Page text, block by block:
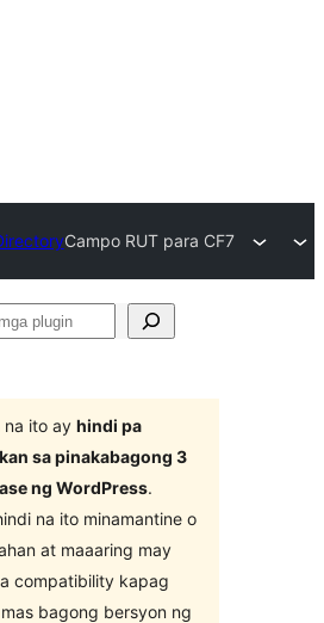
Campo RUT para CF7
na ito ay hindi pa
sa pinakabagong 3
ng WordPress.
na ito minamantine o
at maaaring may
compatibility kapag
bagong bersyon ng